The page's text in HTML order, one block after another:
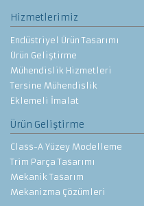
Hizmetlerimiz
Endüstriyel Ürün Tasarımı
Ürün Geliştirme
Mühendislik Hizmetleri
Tersine Mühendislik
Eklemeli İmalat
Ürün Geliştirme
Class-A Yüzey Modelleme
Trim Parça Tasarımı
Mekanik Tasarım
Mekanizma Çözümleri